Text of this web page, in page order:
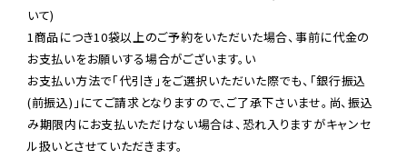
いて)
1商品につき10袋以上のご予約をいただいた場合、事前に代金の
お支払いをお願いする場合がございます。い
お支払い方法で「代引き」をご選択いただいた際でも、「銀行振込
(前振込)」にてご請求となりますので、ご了承下さいませ。尚、振込
み期限内にお支払いただけない場合は、恐れ入りますがキャンセ
ル扱いとさせていただきます。